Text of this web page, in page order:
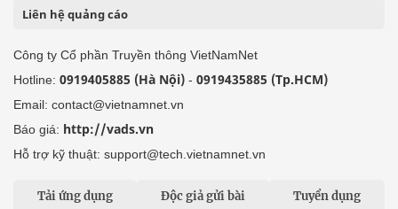
Liên hệ quảng cáo
Công ty Cổ phần Truyền thông VietNamNet
Hotline: 0919405885 (Hà Nội) - 0919435885 (Tp.HCM)
Email: contact@vietnamnet.vn
Báo giá: http://vads.vn
Hỗ trợ kỹ thuật: support@tech.vietnamnet.vn
Tải ứng dụng Độc giả gửi bài Tuyển dụng